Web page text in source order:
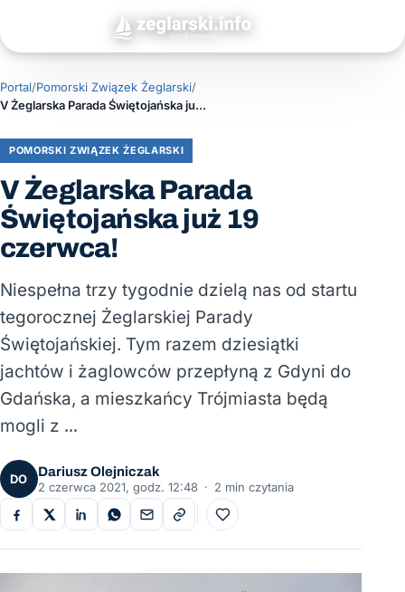
Portal/Pomorski Związek Żeglarski/
V Żeglarska Parada Świętojańska już 19 czerwca!
POMORSKI ZWIĄZEK ŻEGLARSKI
V Żeglarska Parada
Świętojańska już 19
czerwca!
Niespełna trzy tygodnie dzielą nas od startu
tegorocznej Żeglarskiej Parady
Świętojańskiej. Tym razem dziesiątki
jachtów i żaglowców przepłyną z Gdyni do
Gdańska, a mieszkańcy Trójmiasta będą
mogli z …
DO
Dariusz Olejniczak
2 czerwca 2021, godz. 12:48 · 2 min czytania
Do ulubionych